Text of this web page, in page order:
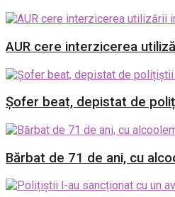
AUR cere interzicerea
Șofer beat, depistat de
Bărbat de 71 de ani, cu